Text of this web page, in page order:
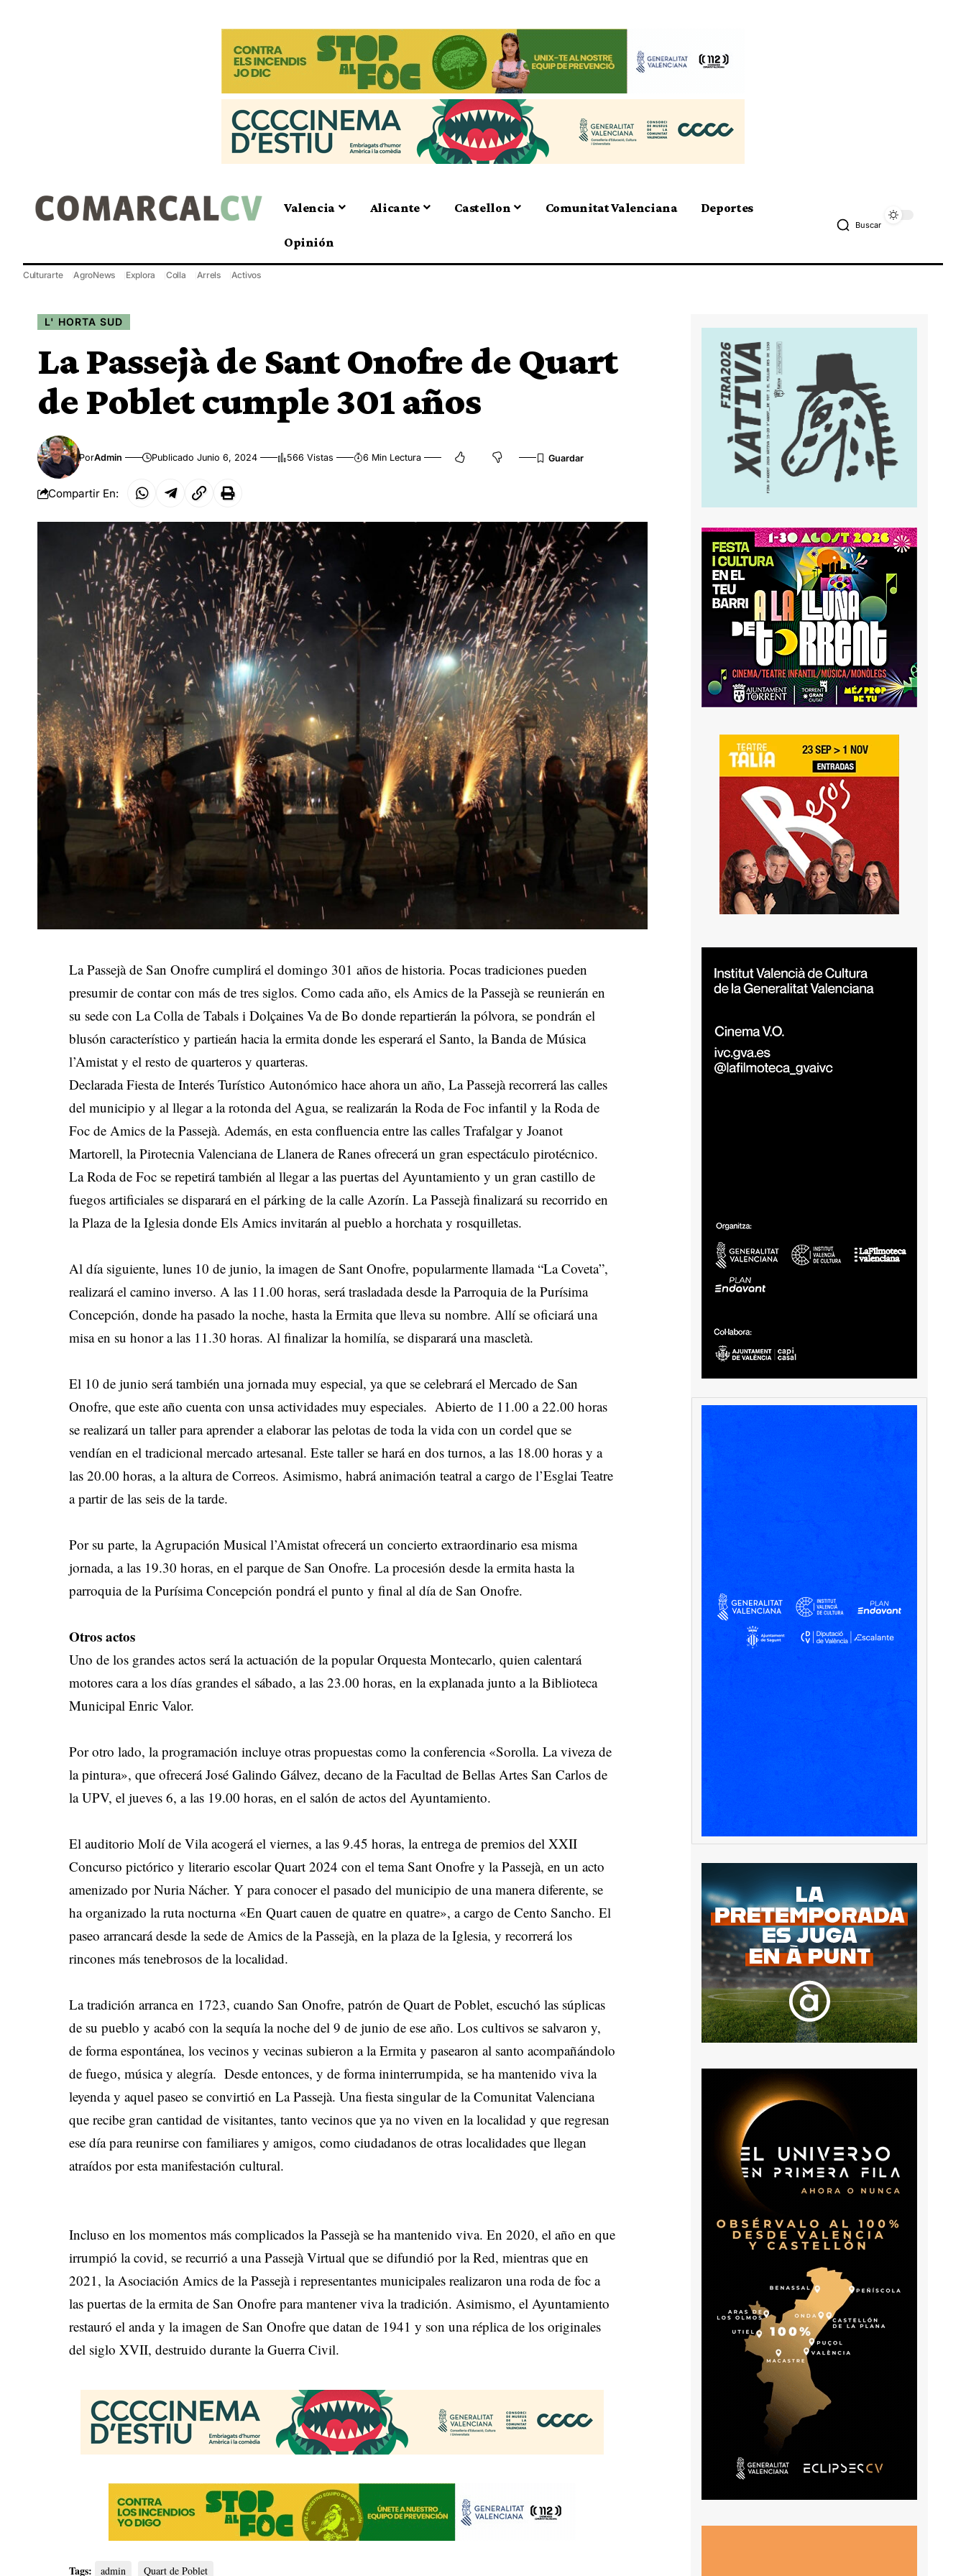
Valencia Alicante Castellon Comunitat Valenciana Deportes
Opinión
Buscar
Culturarte AgroNews Explora Colla Arrels Activos
L' HORTA SUD
La Passejà de Sant Onofre de Quart
de Poblet cumple 301 años
PorAdmin Publicado Junio 6, 2024 566 Vistas 6 Min Lectura
Compartir En:
La Passejà de San Onofre cumplirá el domingo 301 años de historia. Pocas tradiciones pueden
presumir de contar con más de tres siglos. Como cada año, els Amics de la Passejà se reunierán en
su sede con La Colla de Tabals i Dolçaines Va de Bo donde repartierán la pólvora, se pondrán el
blusón característico y partieán hacia la ermita donde les esperará el Santo, la Banda de Música
l’Amistat y el resto de quarteros y quarteras.
Declarada Fiesta de Interés Turístico Autonómico hace ahora un año, La Passejà recorrerá las calles
del municipio y al llegar a la rotonda del Agua, se realizarán la Roda de Foc infantil y la Roda de
Foc de Amics de la Passejà. Además, en esta confluencia entre las calles Trafalgar y Joanot
Martorell, la Pirotecnia Valenciana de Llanera de Ranes ofrecerá un gran espectáculo pirotécnico.
La Roda de Foc se repetirá también al llegar a las puertas del Ayuntamiento y un gran castillo de
fuegos artificiales se disparará en el párking de la calle Azorín. La Passejà finalizará su recorrido en
la Plaza de la Iglesia donde Els Amics invitarán al pueblo a horchata y rosquilletas.
Al día siguiente, lunes 10 de junio, la imagen de Sant Onofre, popularmente llamada “La Coveta”,
realizará el camino inverso. A las 11.00 horas, será trasladada desde la Parroquia de la Purísima
Concepción, donde ha pasado la noche, hasta la Ermita que lleva su nombre. Allí se oficiará una
misa en su honor a las 11.30 horas. Al finalizar la homilía, se disparará una mascletà.
El 10 de junio será también una jornada muy especial, ya que se celebrará el Mercado de San
Onofre, que este año cuenta con unsa actividades muy especiales. Abierto de 11.00 a 22.00 horas
se realizará un taller para aprender a elaborar las pelotas de toda la vida con un cordel que se
vendían en el tradicional mercado artesanal. Este taller se hará en dos turnos, a las 18.00 horas y a
las 20.00 horas, a la altura de Correos. Asimismo, habrá animación teatral a cargo de l’Esglai Teatre
a partir de las seis de la tarde.
Por su parte, la Agrupación Musical l’Amistat ofrecerá un concierto extraordinario esa misma
jornada, a las 19.30 horas, en el parque de San Onofre. La procesión desde la ermita hasta la
parroquia de la Purísima Concepción pondrá el punto y final al día de San Onofre.
Otros actos
Uno de los grandes actos será la actuación de la popular Orquesta Montecarlo, quien calentará
motores cara a los días grandes el sábado, a las 23.00 horas, en la explanada junto a la Biblioteca
Municipal Enric Valor.
Por otro lado, la programación incluye otras propuestas como la conferencia «Sorolla. La viveza de
la pintura», que ofrecerá José Galindo Gálvez, decano de la Facultad de Bellas Artes San Carlos de
la UPV, el jueves 6, a las 19.00 horas, en el salón de actos del Ayuntamiento.
El auditorio Molí de Vila acogerá el viernes, a las 9.45 horas, la entrega de premios del XXII
Concurso pictórico y literario escolar Quart 2024 con el tema Sant Onofre y la Passejà, en un acto
amenizado por Nuria Nácher. Y para conocer el pasado del municipio de una manera diferente, se
ha organizado la ruta nocturna «En Quart cauen de quatre en quatre», a cargo de Cento Sancho. El
paseo arrancará desde la sede de Amics de la Passejà, en la plaza de la Iglesia, y recorrerá los
rincones más tenebrosos de la localidad.
La tradición arranca en 1723, cuando San Onofre, patrón de Quart de Poblet, escuchó las súplicas
de su pueblo y acabó con la sequía la noche del 9 de junio de ese año. Los cultivos se salvaron y,
de forma espontánea, los vecinos y vecinas subieron a la Ermita y pasearon al santo acompañándolo
de fuego, música y alegría. Desde entonces, y de forma ininterrumpida, se ha mantenido viva la
leyenda y aquel paseo se convirtió en La Passejà. Una fiesta singular de la Comunitat Valenciana
que recibe gran cantidad de visitantes, tanto vecinos que ya no viven en la localidad y que regresan
ese día para reunirse con familiares y amigos, como ciudadanos de otras localidades que llegan
atraídos por esta manifestación cultural.
Incluso en los momentos más complicados la Passejà se ha mantenido viva. En 2020, el año en que
irrumpió la covid, se recurrió a una Passejà Virtual que se difundió por la Red, mientras que en
2021, la Asociación Amics de la Passejà i representantes municipales realizaron una roda de foc a
las puertas de la ermita de San Onofre para mantener viva la tradición. Asimismo, el Ayuntamiento
restauró el anda y la imagen de San Onofre que datan de 1941 y son una réplica de los originales
del siglo XVII, destruido durante la Guerra Civil.
Tags: admin Quart de Poblet